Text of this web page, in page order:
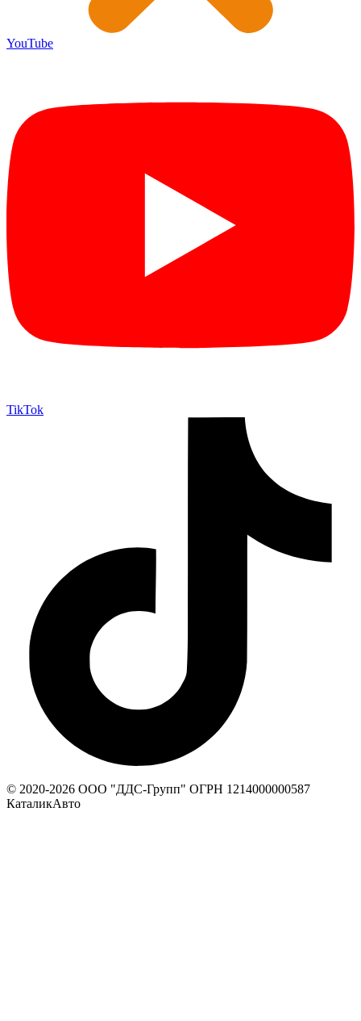
YouTube
TikTok
© 2020-2026 ООО "ДДС-Групп" ОГРН 1214000000587
КаталикАвто